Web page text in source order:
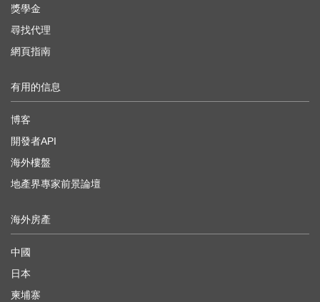
獎學金
尋找代理
網頁指南
有用的信息
博客
開發者API
海外樓盤
地產界專家前景論壇
海外房產
中國
日本
柬埔寨